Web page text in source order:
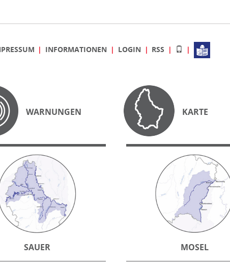
INFORMATIONEN LOGIN RSS
WARNUNGEN KARTE
SAUER MOSEL